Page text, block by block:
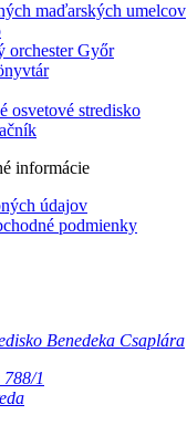
maďarských umelcov
orchester Győr
osvetové stredisko
informácie
údajov
podmienky
Benedeka Csaplára
1